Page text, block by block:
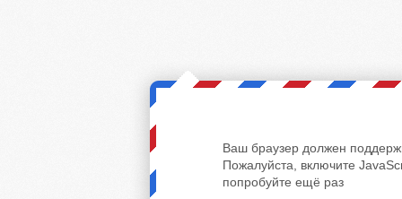
Ваш браузер должен
Пожалуйста, включите
попробуйте ещё раз